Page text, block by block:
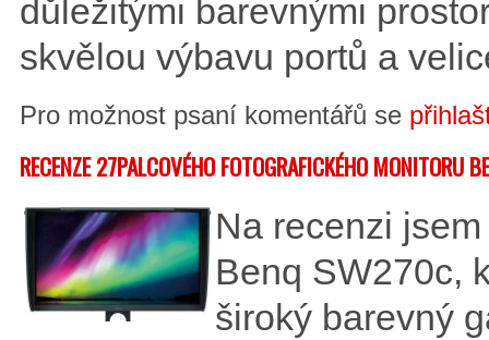
důležitými barevnými
skvělou výbavu portů a
Pro možnost psaní komentářů se
RECENZE 27PALCOVÉHO FOTOGRAFICKÉHO MONITORU
Na recenzi
Benq SW270c,
široký barevný